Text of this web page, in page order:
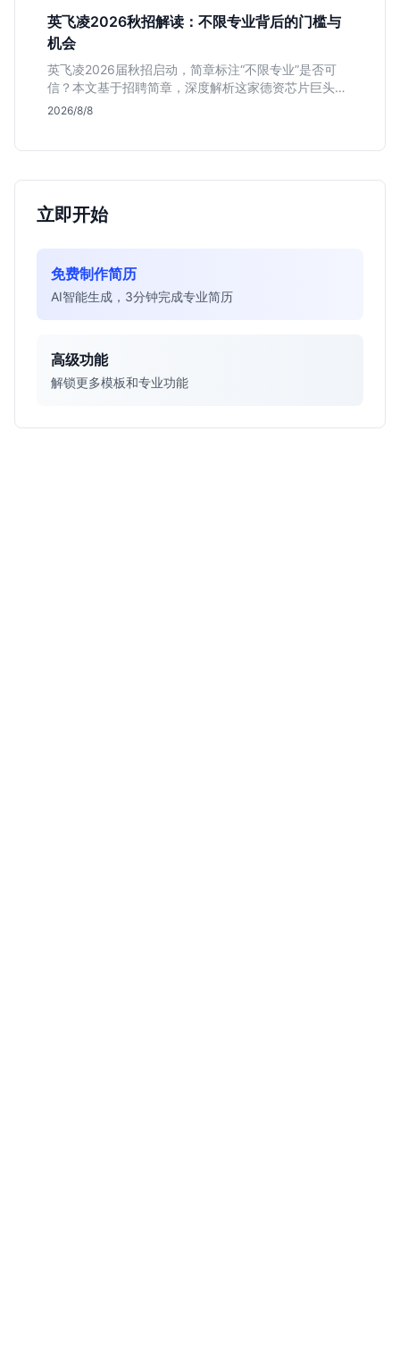
英飞凌2026秋招解读：不限专业背后的门槛与
机会
英飞凌2026届秋招启动，简章标注“不限专业”是否可
信？本文基于招聘简章，深度解析这家德资芯片巨头的
行业地位、校招真实门槛及投递策略，助你判断是否值
2026/8/8
立即开始
免费制作简历
AI智能生成，3分钟完成专业简历
高级功能
解锁更多模板和专业功能